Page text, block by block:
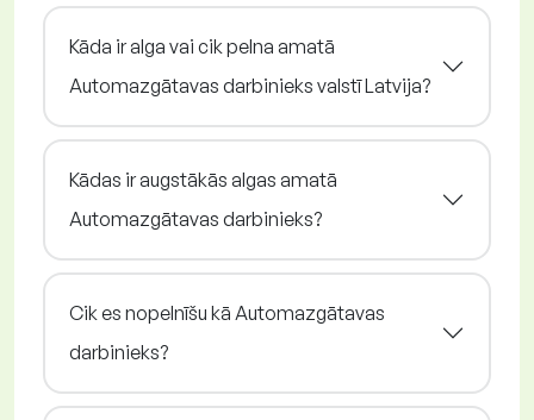
Kāda ir alga vai cik pelna amatā
Automazgātavas darbinieks valstī Latvija?
Kādas ir augstākās algas amatā
Automazgātavas darbinieks?
Cik es nopelnīšu kā Automazgātavas
darbinieks?